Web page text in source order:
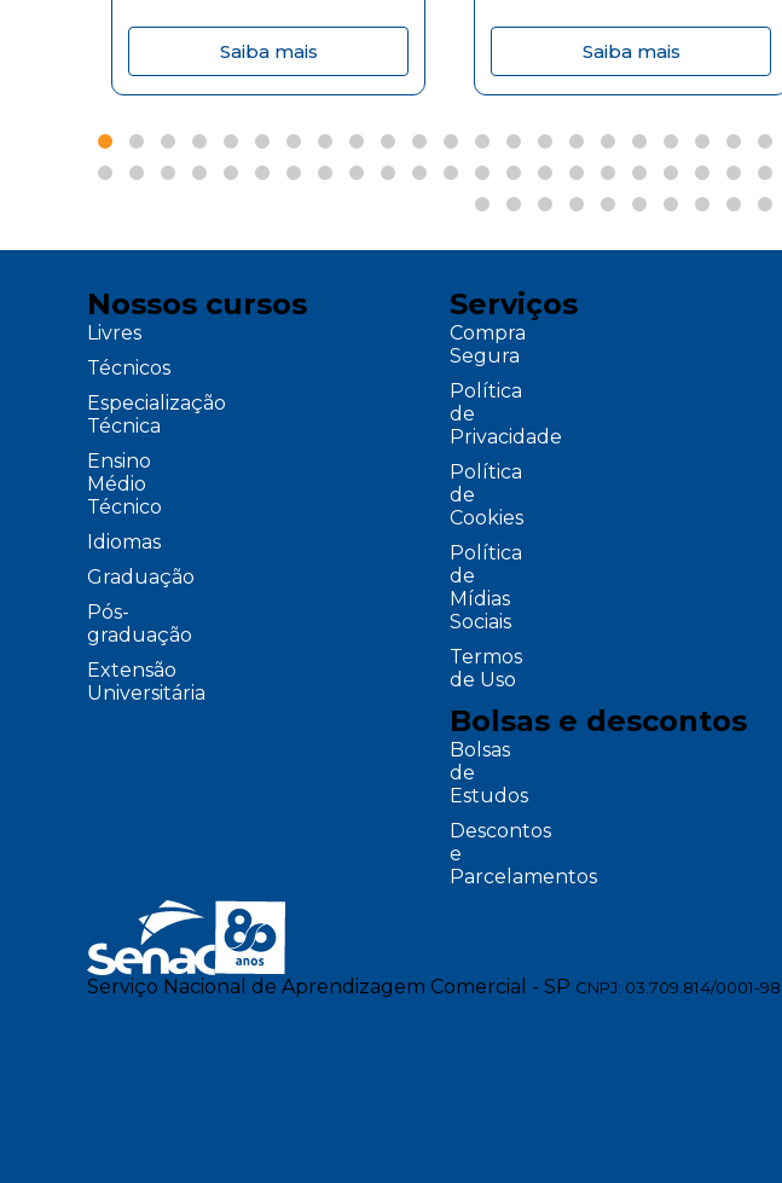
Saiba mais Saiba mais
Nossos cursos
Livres
Técnicos
Especialização
Técnica
Ensino
Médio
Técnico
Idiomas
Graduação
Pós-
graduação
Extensão
Universitária
Serviços
Compra
Segura
Política
de
Privacidade
Política
de
Cookies
Política
de
Mídias
Sociais
Termos
de Uso
Bolsas e descontos
Bolsas
de
Estudos
Descontos
e
Parcelamentos
Serviço Nacional de Aprendizagem Comercial - SP CNPJ: 03.709.814/0001-98